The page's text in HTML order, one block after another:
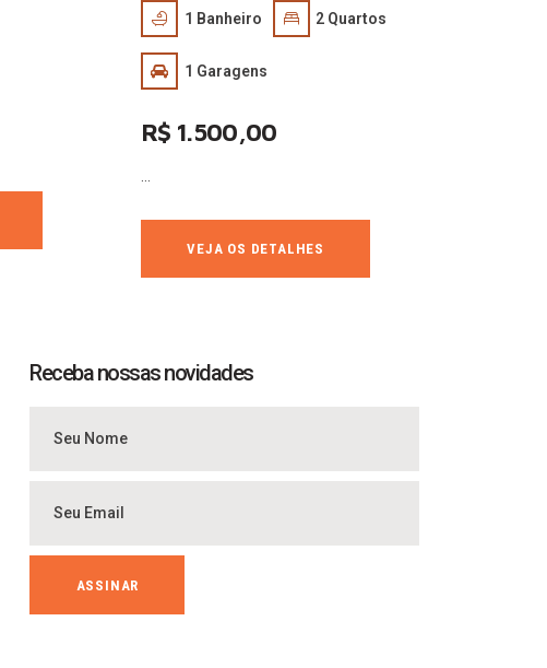
1 Banheiro 2 Quartos
1 Garagens
R$ 1.500,00
VEJA OS DETALHES
Receba nossas novidades